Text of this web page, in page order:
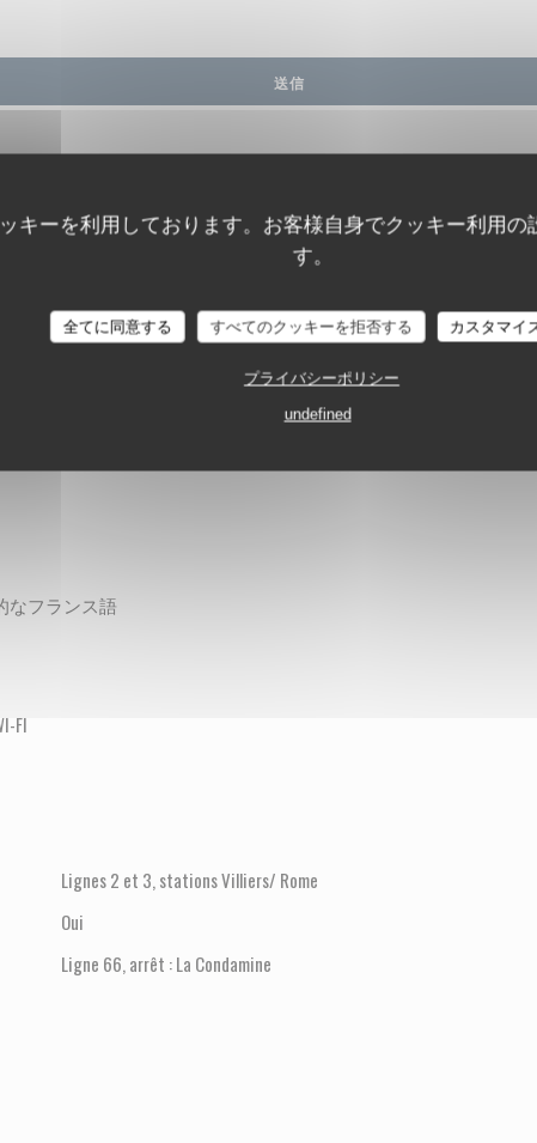
キーを利用しております。お客様自身でクッキー利用の
す。
全てに同意する すべてのクッキーを拒否する カスタマイ
プライバシーポリシー
undefined
なフランス語
FI
Lignes 2 et 3, stations Villiers/ Rome
Oui
Ligne 66, arrêt : La Condamine